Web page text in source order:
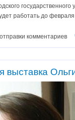
работать до
комментариев
выставка